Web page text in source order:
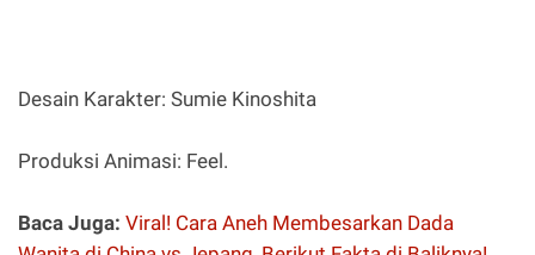
Desain Karakter: Sumie Kinoshita
Produksi Animasi: Feel.
Baca Juga: Viral! Cara Aneh Membesarkan Dada